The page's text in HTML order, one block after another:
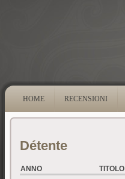
HOME RECENSIONI
Détente
ANNO TITOLO